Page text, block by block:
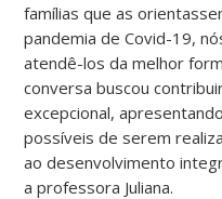
famílias que as
pandemia de Covid-19,
atendê-los da melhor
conversa buscou
excepcional,
possíveis de serem
ao desenvolvimento
a professora Juliana.